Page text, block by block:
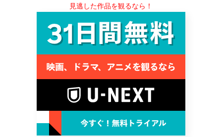
見逃した作品を観るなら！